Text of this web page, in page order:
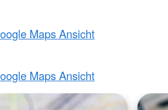
Maps Ansicht
Maps Ansicht